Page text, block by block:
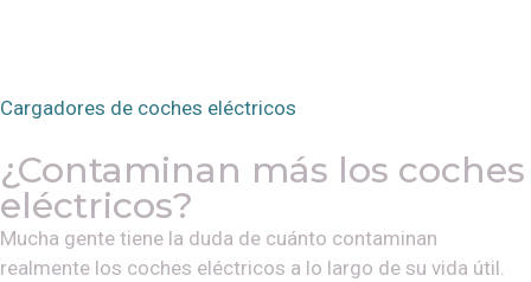
Cargadores de coches eléctricos
¿Contaminan más los coches
eléctricos?
Mucha gente tiene la duda de cuánto contaminan
realmente los coches eléctricos a lo largo de su vida útil.